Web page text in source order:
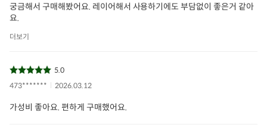
궁금해서 구매해봤어요. 레이어해서 사용하기에도 부담없이 좋은거 같아
요.
더보기
5.0
473*******
2026.03.12
가성비 좋아요. 편하게 구매했어요.